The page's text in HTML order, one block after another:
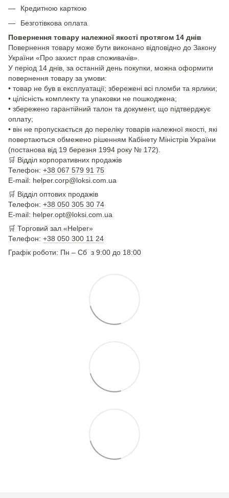
Кредитною карткою
Безготівкова оплата
Повернення товару належної якості протягом 14 днів
Повернення товару може бути виконано відповідно до Закону
України «Про захист прав споживачів».
У період 14 днів, за останній день покупки, можна оформити
повернення товару за умови:
• товар не був в експлуатації; збережені всі пломби та ярлики;
• цілісність комплекту та упаковки не пошкоджена;
• збережено гарантійний талон та документ, що підтверджує
оплату;
• він не пропускається до переліку товарів належної якості, які
повертаються обмежено рішенням Кабінету Міністрів України
(постанова від 19 березня 1994 року № 172).
🛒 Відділ корпоративних продажів
Телефон: +38 067 579 91 75
E-mail: helper.corp@loksi.com.ua
🛒 Відділ оптових продажів
Телефон: +38 050 305 30 74
E-mail: helper.opt@loksi.com.ua
🛒 Торговий зал «Helper»
Телефон: +38 050 300 11 24
Графік роботи: Пн – Сб з 9:00 до 18:00